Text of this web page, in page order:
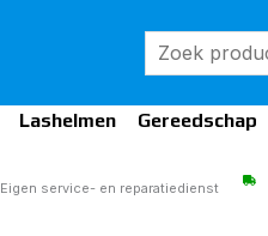
Lashelmen Gereedschap
Eigen service- en reparatiedienst